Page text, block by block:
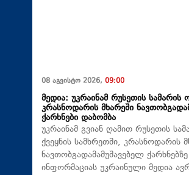
08 აგვისტო 2026, 09:00
მედია: უკრაინამ რუსეთის
კრასნოდარის მხარეში
ქარხნები დაბომბა
უკრაინამ გვიან ღამით რუსეთის
ქვეყნის სამხრეთში, კრასნოდარის
ნავთობგადამამუშავებელ
ინფორმაციას უკრაინული მედია